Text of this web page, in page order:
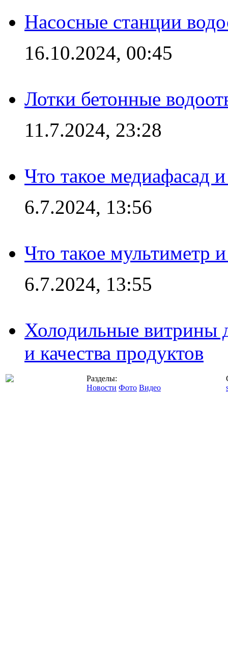
Насосные станции
16.10.2024, 00:45
Лотки бетонные
11.7.2024, 23:28
Что такое медиафасад
6.7.2024, 13:56
Что такое мультиметр
6.7.2024, 13:55
Холодильные витрины
и качества продуктов
Разделы:
Новости Фото Видео